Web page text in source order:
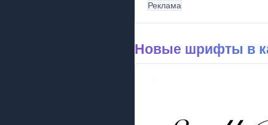
Реклама
Новые шрифты в